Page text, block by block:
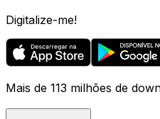
Digitalize-me!
Mais de 113 milhões de